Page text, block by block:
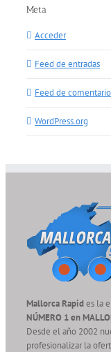
Meta
Acceder
Feed de entradas
Feed de
WordPress.org
Mallorca Rapides la
NÚMERO 1 en
Desde el año 2002
profesionalizar la